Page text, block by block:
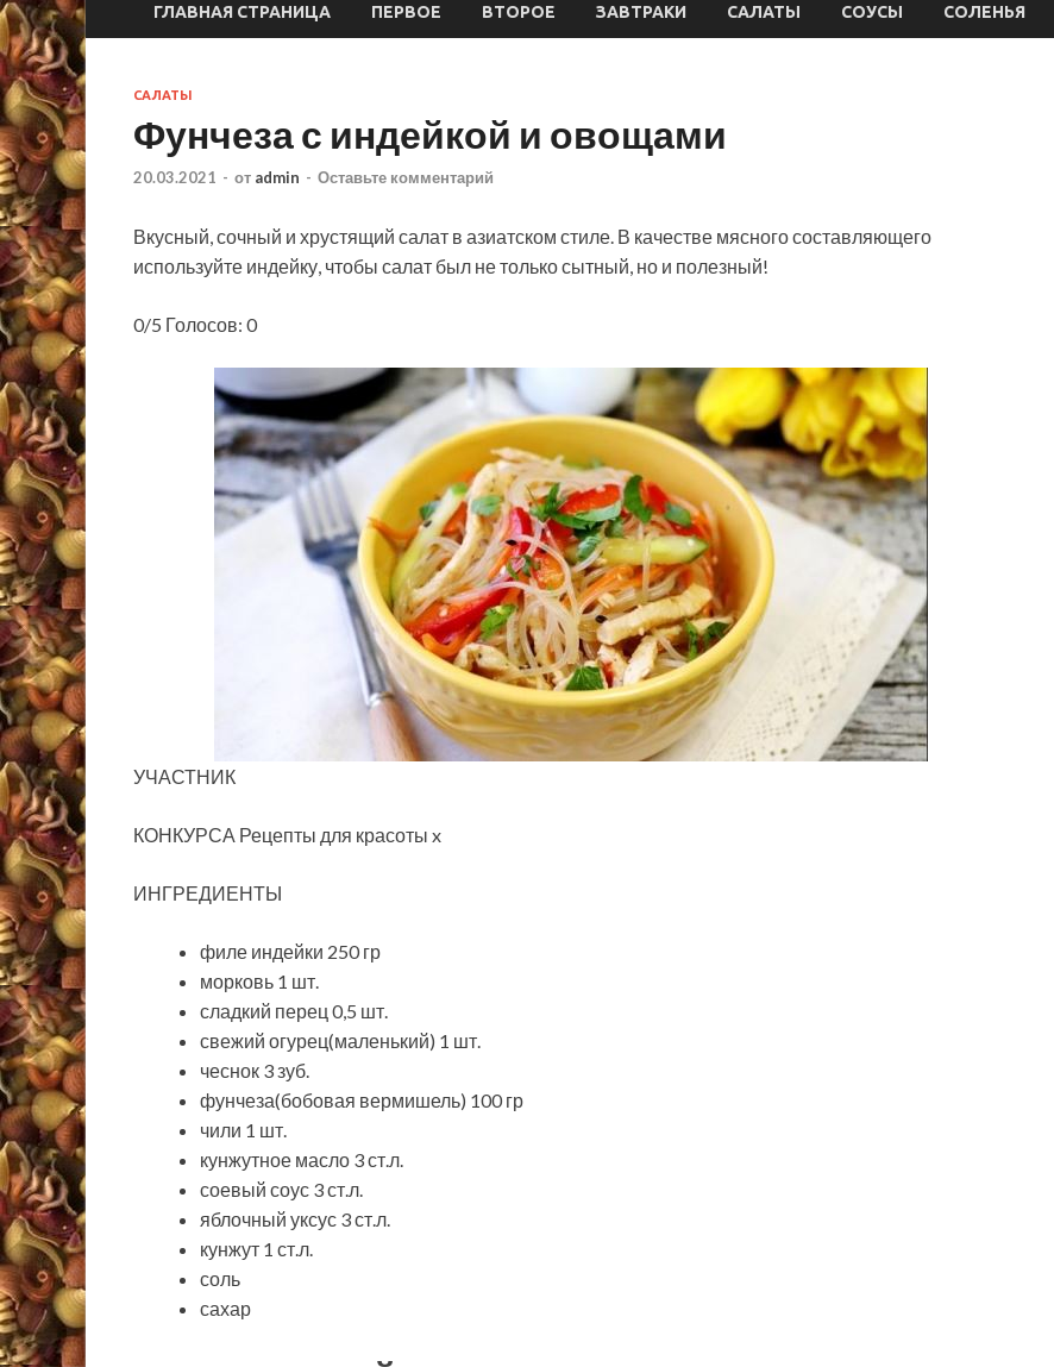
ГЛАВНАЯ СТРАНИЦА ПЕРВОЕ ВТОРОЕ ЗАВТРАКИ САЛАТЫ СОУСЫ СОЛЕНЬЯ
САЛАТЫ
Фунчеза с индейкой и овощами
20.03.2021 - от admin - Оставьте комментарий
Вкусный, сочный и хрустящий салат в азиатском стиле. В качестве мясного составляющего
используйте индейку, чтобы салат был не только сытный, но и полезный!
0/5 Голосов: 0
УЧАСТНИК
КОНКУРСА Рецепты для красоты x
ИНГРЕДИЕНТЫ
филе индейки 250 гр
морковь 1 шт.
сладкий перец 0,5 шт.
свежий огурец(маленький) 1 шт.
чеснок 3 зуб.
фунчеза(бобовая вермишель) 100 гр
чили 1 шт.
кунжутное масло 3 ст.л.
соевый соус 3 ст.л.
яблочный уксус 3 ст.л.
кунжут 1 ст.л.
соль
сахар